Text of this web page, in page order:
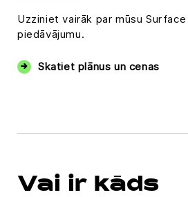
Uzziniet vairāk par mūsu Surface
piedāvājumu.
Skatiet plānus un cenas
Vai ir kāds